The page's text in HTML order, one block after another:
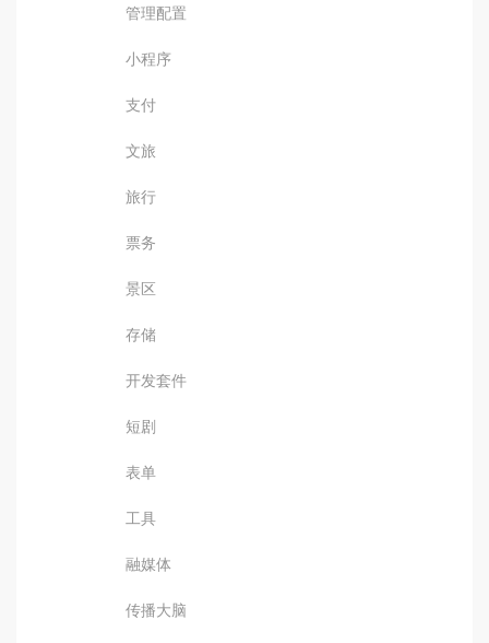
管理配置
小程序
支付
文旅
旅行
票务
景区
存储
开发套件
短剧
表单
工具
融媒体
传播大脑